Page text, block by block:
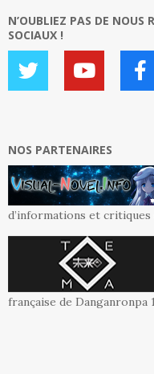
N’OUBLIEZ PAS DE NOUS
SOCIAUX !
NOS PARTENAIRES
d’informations et critiques
française de Danganronpa